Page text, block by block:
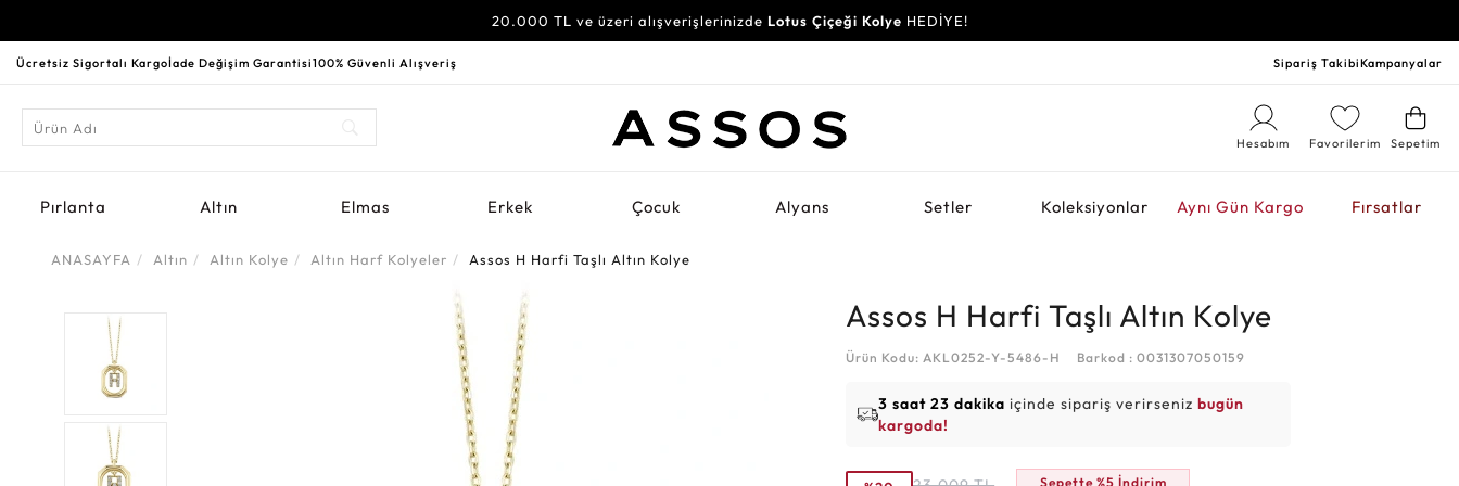
20.000 TL ve üzeri alışverişlerinizde Lotus Çiçeği Kolye HEDİYE!
Ücretsiz Sigortalı Kargoİade Değişim Garantisi100% Güvenli Alışveriş Sipariş TakibiKampanyalar
Sepetim
Favorilerim
Hesabım
Pırlanta Altın Elmas Erkek Çocuk Alyans Setler Koleksiyonlar Aynı Gün Kargo Fırsatlar
ANASAYFA Altın Altın Kolye Altın Harf Kolyeler Assos H Harfi Taşlı Altın Kolye
Assos H Harfi Taşlı Altın Kolye
Ürün Kodu: AKL0252-Y-5486-H Barkod : 0031307050159
3 saat 23 dakika içinde sipariş verirsenizbugün
kargoda!
Sepette %5 İndirim